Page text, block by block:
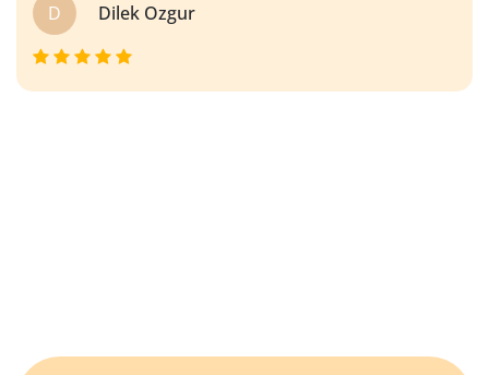
D Dilek Ozgur